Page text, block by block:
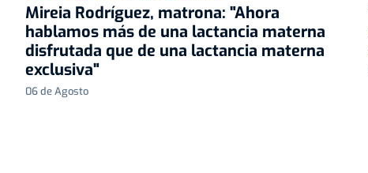
Mireia Rodríguez, matrona: "Ahora
hablamos más de una lactancia materna
disfrutada que de una lactancia materna
exclusiva"
06 de Agosto